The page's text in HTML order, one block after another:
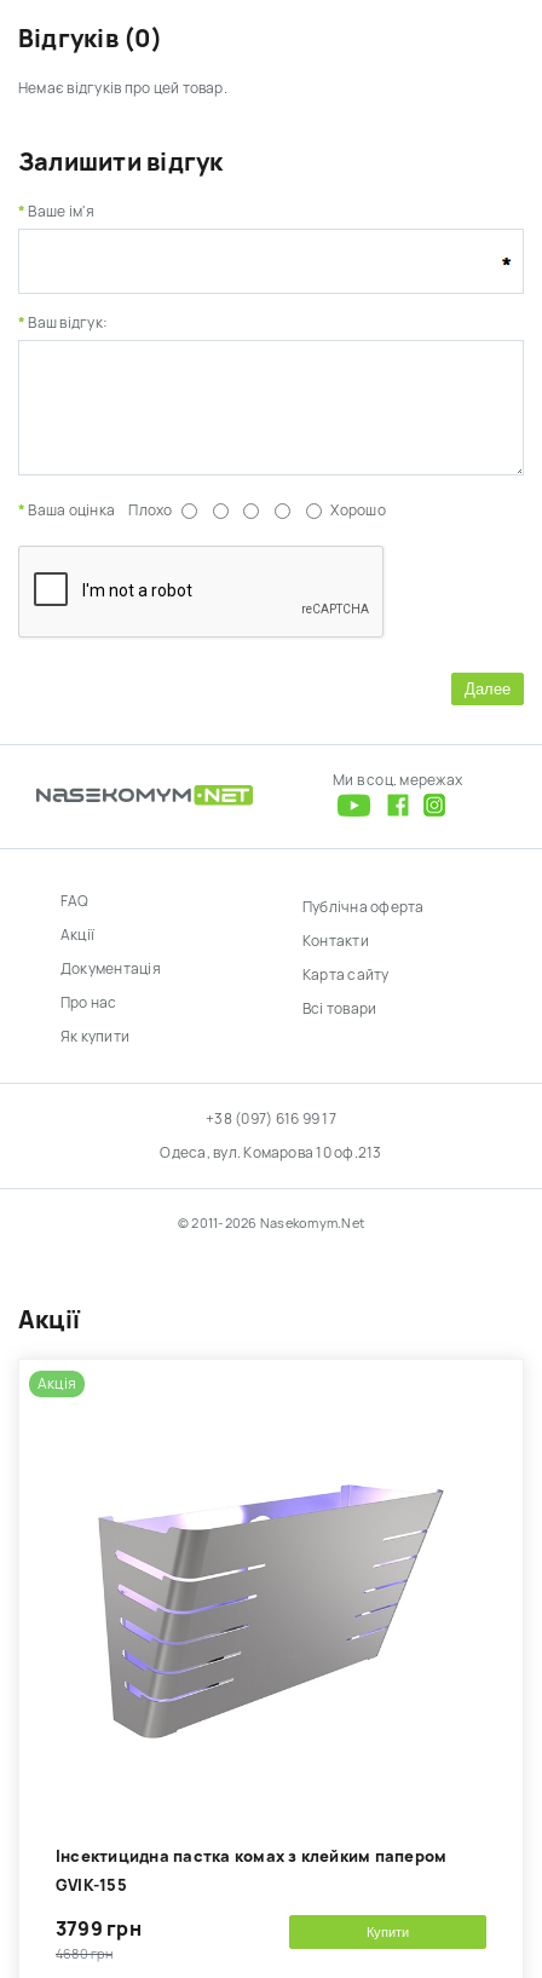
Акції
Акція
Інсектицидна пастка комах з клейким папером
GVIK-155
3799 грн
4680 грн
Купити
Відгуків (0)
Немає відгуків про цей товар.
Залишити відгук
Ваше ім'я
Ваш відгук:
Ваша оцінка Плохо Хорошо
Далее
Ми в соц. мережах
FAQ
Акції
Документація
Про нас
Як купити
Публічна оферта
Контакти
Карта сайту
Всі товари
+38 (097) 616 99 17
Одеса, вул. Комарова 10 оф.213
© 2011-2026 Nasekomym.Net